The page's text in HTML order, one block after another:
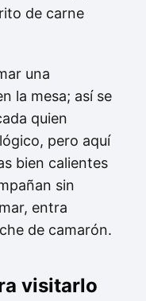
de carne
una
la mesa; así se
quien
pero aquí
bien calientes
sin
entra
de camarón.
visitarlo